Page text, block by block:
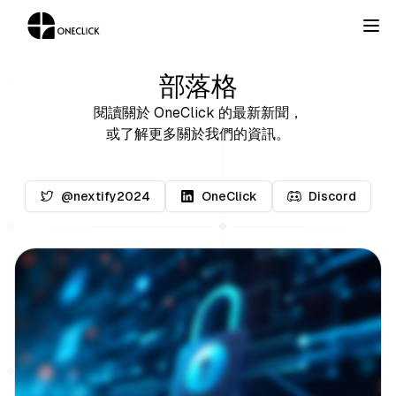
部落格
閱讀關於 OneClick 的最新新聞，
或了解更多關於我們的資訊。
@nextify2024 OneClick Discord